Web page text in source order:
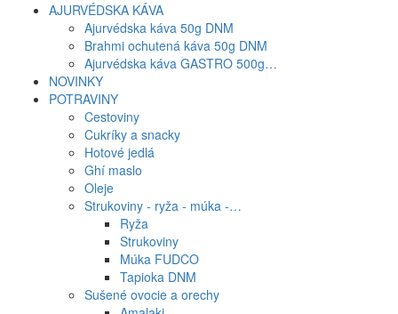
AJURVÉDSKA KÁVA
Ajurvédska káva 50g DNM
Brahmi ochutená káva 50g DNM
Ajurvédska káva GASTRO 500g…
NOVINKY
POTRAVINY
Cestoviny
Cukríky a snacky
Hotové jedlá
Ghí maslo
Oleje
Strukoviny - ryža - múka -…
Ryža
Strukoviny
Múka FUDCO
Tapioka DNM
Sušené ovocie a orechy